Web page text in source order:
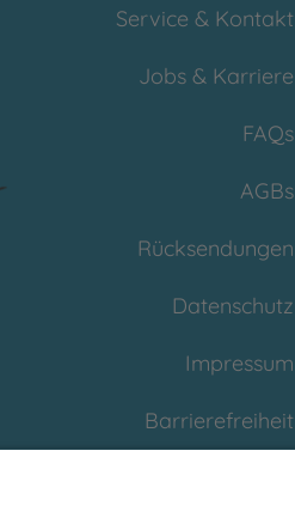
Service & Kontakt
Jobs & Karriere
FAQs
AGBs
Rücksendungen
Datenschutz
Impressum
Barrierefreiheit